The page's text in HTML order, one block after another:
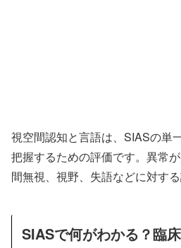
視空間認知と言語は、SIASの単
把握するための評価です。異常
間無視、視野、失語などに対す
SIASで何がわかる？臨